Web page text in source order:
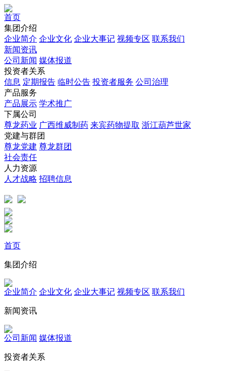
首页
集团介绍
企业简介 企业文化 企业⼤事记 视频专区 联系我们
新闻资讯
公司新闻 媒体报道
投资者关系
信息 定期报告 临时公告 投资者服务 公司治理
产品服务
产品展示 学术推广
下属公司
尊龙药业 广西维威制药 来宾药物提取 浙江葫芦世家
党建与群团
尊龙党建 尊龙群团
社会责任
人力资源
人才战略 招聘信息
首页
集团介绍
企业简介 企业文化 企业⼤事记 视频专区 联系我们
新闻资讯
公司新闻 媒体报道
投资者关系